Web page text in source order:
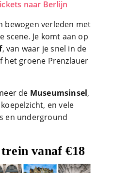
naar Berlijn
bewogen verleden met
scene. Je komt aan op
, van waar je snel in de
het groene Prenzlauer
de Museumsinsel,
en vele
en underground
vanaf €18